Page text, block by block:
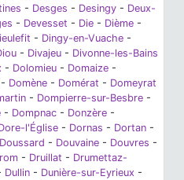
- Desges - Desingy - Deux-
- Devesset - Die - Dième -
- Dingy-en-Vuache -
- Divajeu - Divonne-les-Bains
- Dolomieu - Domaize -
- Domène - Domérat - Domeyrat
- Dompierre-sur-Besbre -
- Dompnac - Donzère -
l'Église - Dornas - Dortan -
Doussard - Douvaine - Douvres -
- Druillat - Drumettaz-
Dullin - Dunière-sur-Eyrieux -